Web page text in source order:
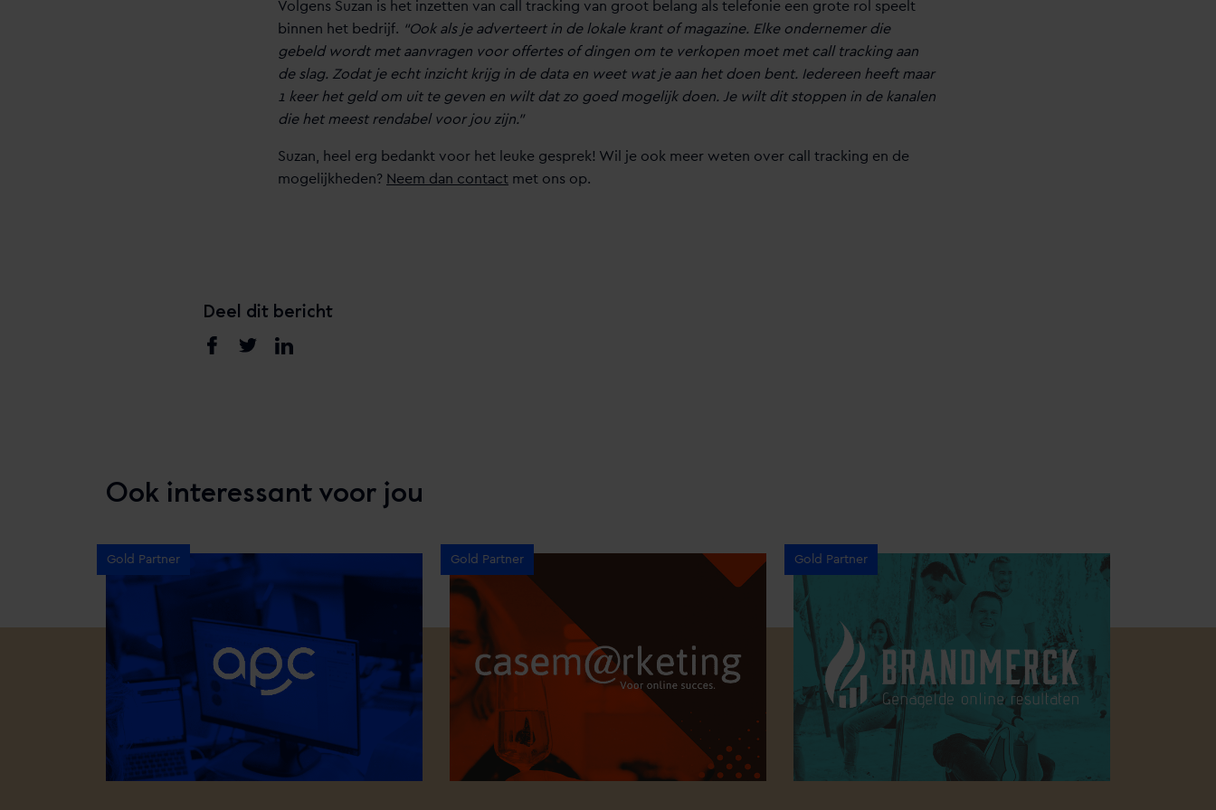
Volgens Suzan is het inzetten van call tracking van groot belang als telefonie een grote rol speelt
binnen het bedrijf. “Ook als je adverteert in de lokale krant of magazine. Elke ondernemer die
gebeld wordt met aanvragen voor offertes of dingen om te verkopen moet met call tracking aan
de slag. Zodat je echt inzicht krijg in de data en weet wat je aan het doen bent. Iedereen heeft maar
1 keer het geld om uit te geven en wilt dat zo goed mogelijk doen. Je wilt dit stoppen in de kanalen
die het meest rendabel voor jou zijn.”
Suzan, heel erg bedankt voor het leuke gesprek! Wil je ook meer weten over call tracking en de
mogelijkheden? Neem dan contact met ons op.
Deel dit bericht
Ook interessant voor jou
Gold Partner Gold Partner Gold Partner